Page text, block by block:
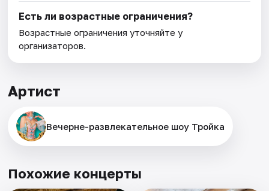
Есть ли возрастные ограничения?
Возрастные ограничения уточняйте у
организаторов.
Артист
Вечерне-развлекательное шоу Тройка
Похожие концерты